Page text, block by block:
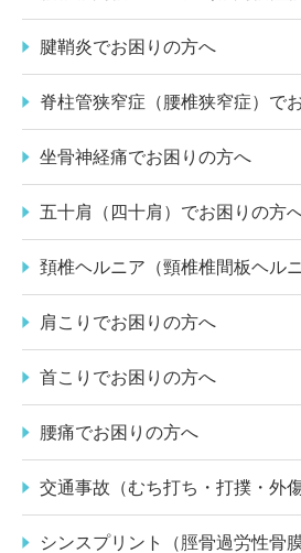
腱鞘炎でお困りの方へ
脊柱管狭窄症（腰椎狭窄症）で
坐骨神経痛でお困りの方へ
五十肩（四十肩）でお困りの方
頚椎ヘルニア（頸椎椎間板ヘル
肩こりでお困りの方へ
首こりでお困りの方へ
腰痛でお困りの方へ
交通事故（むち打ち・打撲・外
シンスプリント（脛骨過労性骨